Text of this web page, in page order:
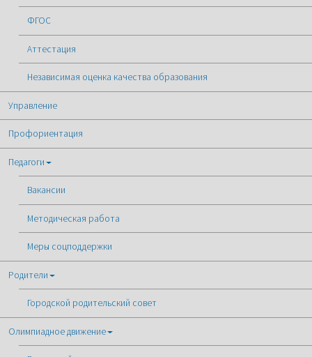
ФГОС
Аттестация
Независимая оценка качества образования
Управление
Профориентация
Педагоги
Вакансии
Методическая работа
Меры соцподдержки
Родители
Городской родительский совет
Олимпиадное движение